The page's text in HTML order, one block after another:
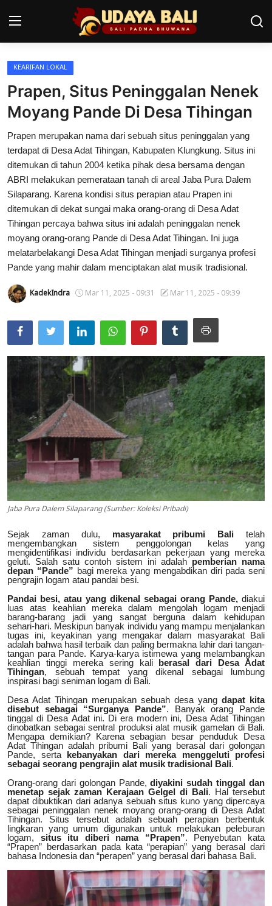
Home
Pura
Desa Adat
Tradisi
Kearifan lokal
Alam Bali
Seni
Kisah
Usadha
Indonesia
KEARIFAN LOKAL
Prapen, Situs Peninggalan Nenek
Moyang Pande Di Desa Tihingan
Prapen merupakan nama dari sebuah situs peninggalan yang
terdapat di Desa Adat Tihingan, Kabupaten Klungkung. Situs ini
ditemukan di tahun 2004 ketika pihak desa bersama dengan
ABRI melakukan pemerataan tanah di areal Jaba Pura Dalem
Silaparang. Karena kondisi situs perapian atau Prapen ini
ditemukan di dekat sungai maka orang-orang di Desa Adat
Tihingan percaya bahwa situs ini adalah peninggalan nenek
moyang orang-orang Pande di Desa Adat Tihingan. Ini juga
melatarbelakangi Desa Adat Tihingan menjadi surganya profesi
Pande yang mahir dalam menciptakan alat musik tradisional.
KadekIndra Mar 11, 2025 - 09:31 Mar 11, 2025 - 09:39
Jaba Pura Dalem Silaparang (Sumber: Koleksi Pribadi)
Sejak zaman dulu, masyarakat pribumi Bali telah
mengembangkan sistem penggolongan kelas yang
mengidentifikasi individu berdasarkan pekerjaan yang mereka
geluti. Salah satu contoh sistem ini adalah pemberian nama
depan “Pande” bagi mereka yang mengabdikan diri pada seni
pengrajin logam atau pandai besi.
Pandai besi, atau yang dikenal sebagai orang Pande, diakui
luas atas keahlian mereka dalam mengolah logam menjadi
barang-barang jadi yang sangat berguna dalam kehidupan
sehari-hari. Meskipun banyak individu yang mampu menjalankan
tugas ini, keyakinan yang mengakar dalam masyarakat Bali
adalah bahwa hasil terbaik dan paling bermakna lahir dari tangan-
tangan para Pande. Karya-karya istimewa yang melambangkan
keahlian tinggi mereka sering kali berasal dari Desa Adat
Tihingan, sebuah tempat yang dikenal sebagai lumbung
inspirasi bagi seniman logam di Bali.
Desa Adat Tihingan merupakan sebuah desa yang dapat kita
disebut sebagai “Surganya Pande”. Banyak orang Pande
tinggal di Desa Adat ini. Di era modern ini, Desa Adat Tihingan
dinobatkan sebagai sentral produksi alat musik gamelan di Bali.
Mengapa demikian? Karena sebagian besar penduduk Desa
Adat Tihingan adalah pribumi Bali yang berasal dari golongan
Pande, serta kebanyakan dari mereka menggeluti profesi
sebagai seorang pengrajin alat musik tradisional Bali.
Orang-orang dari golongan Pande,diyakini sudah tinggal dan
menetap sejak zaman Kerajaan Gelgel di Bali. Hal tersebut
dapat dibuktikan dari adanya sebuah situs kuno yang dipercaya
sebagai peninggalan nenek moyang orang-orang di Desa Adat
Tihingan. Situs tersebut adalah sebuah perapian berbentuk
lingkaran yang umum digunakan untuk melakukan peleburan
logam, situs itu diberi nama “Prapen”. Penyebutan kata
“Prapen” berdasarkan pada kata “perapian” yang berasal dari
bahasa Indonesia dan “perapen” yang berasal dari bahasa Bali.